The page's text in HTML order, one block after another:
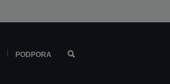
PODPORA